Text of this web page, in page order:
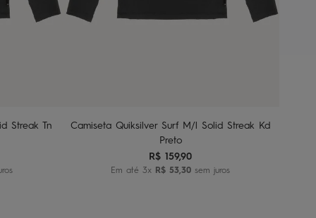
Streak Tn
Camiseta Quiksilver Surf M/l Solid Streak Kd
Preto
R$ 159,90
Em até3x R$ 53,30 sem juros